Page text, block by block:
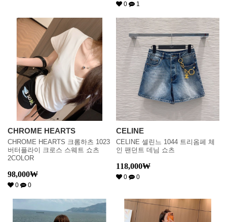
0 1
CHROME HEARTS
CHROME HEARTS 크롬하츠 1023
버터플라이 크로스 스웨트 쇼츠
2COLOR
98,000₩
0 0
CELINE
CELINE 셀린느 1044 트리옴페 체
인 팬던트 데님 쇼츠
118,000₩
0 0